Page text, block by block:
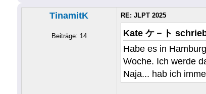
TinamitK
Beiträge: 14
RE: JLPT 2025
Kate ケ－ト
Habe es in
Woche. Ich werde
Naja... hab ich